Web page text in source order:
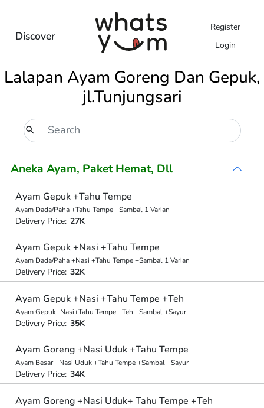
Discover
Register
Login
Lalapan Ayam Goreng Dan Gepuk,
jl.Tunjungsari
Aneka Ayam, Paket Hemat, Dll
Ayam Gepuk +Tahu Tempe
Ayam Dada/Paha +Tahu Tempe +Sambal 1 Varian
Delivery Price: 27K
Ayam Gepuk +Nasi +Tahu Tempe
Ayam Dada/Paha +Nasi +Tahu Tempe +Sambal 1 Varian
Delivery Price: 32K
Ayam Gepuk +Nasi +Tahu Tempe +Teh
Ayam Gepuk+Nasi+Tahu Tempe +Teh +Sambal +Sayur
Delivery Price: 35K
Ayam Goreng +Nasi Uduk +Tahu Tempe
Ayam Besar +Nasi Uduk +Tahu Tempe +Sambal +Sayur
Delivery Price: 34K
Ayam Goreng +Nasi Uduk+ Tahu Tempe +Teh